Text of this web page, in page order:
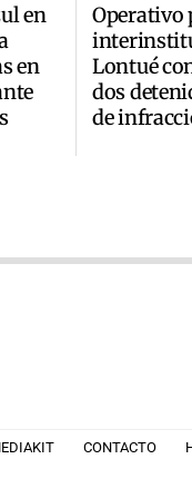
en
en
Operativo
Lontué
dos
de
CONTACTO